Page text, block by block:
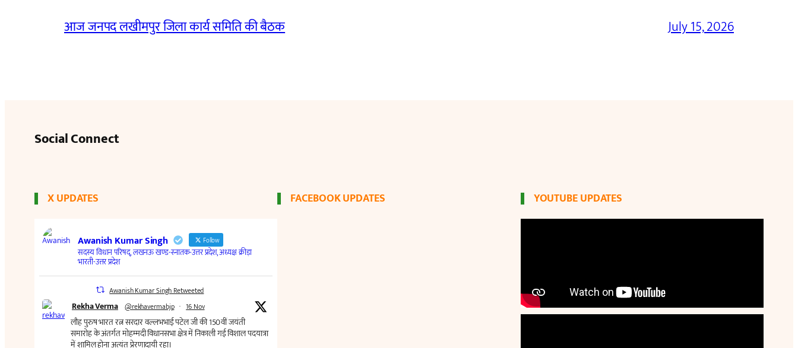
आज जनपद लखीमपुर जिला कार्य समिति की बैठक July 15, 2026
Social Connect
X UPDATES FACEBOOK UPDATES YOUTUBE UPDATES